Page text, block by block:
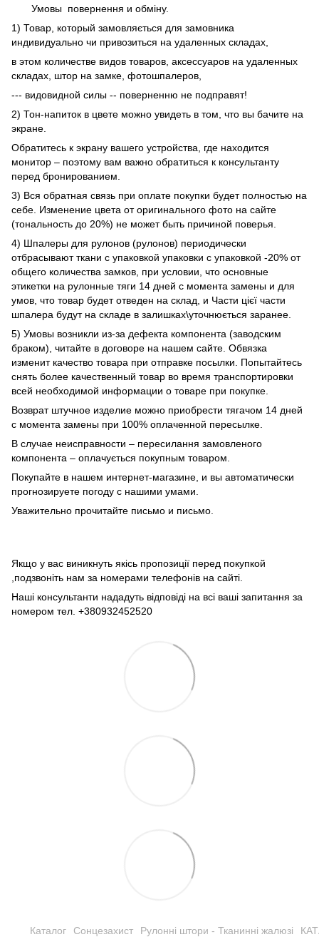
Умовы повернення и обміну.
1) Товар, который замовляється для замовника
индивидуально чи привозиться на удаленных складах,
в этом количестве видов товаров, аксессуаров на удаленных
складах, штор на замке, фотошпалеров,
--- видовидной силы -- поверненню не подправят!
2) Тон-напиток в цвете можно увидеть в том, что вы бачите на
экране.
Обратитесь к экрану вашего устройства, где находится
монитор – поэтому вам важно обратиться к консультанту
перед бронированием.
3) Вся обратная связь при оплате покупки будет полностью на
себе. Изменение цвета от оригинального фото на сайте
(тональность до 20%) не может быть причиной поверья.
4) Шпалеры для рулонов (рулонов) периодически
отбрасывают ткани с упаковкой упаковки с упаковкой -20% от
общего количества замков, при условии, что основные
этикетки на рулонные тяги 14 дней с момента замены и для
умов, что товар будет отведен на склад, и Части цієї части
шпалера будут на складе в залишках\уточнюється заранее.
5) Умовы возникли из-за дефекта компонента (заводским
браком), читайте в договоре на нашем сайте. Обвязка
изменит качество товара при отправке посылки. Попытайтесь
снять более качественный товар во время транспортировки
всей необходимой информации о товаре при покупке.
Возврат штучное изделие можно приобрести тягачом 14 дней
с момента замены при 100% оплаченной пересылке.
В случае неисправности – пересилання замовленого
компонента – оплачується покупным товаром.
Покупайте в нашем интернет-магазине, и вы автоматически
прогнозируете погоду с нашими умами.
Уважительно прочитайте письмо и письмо.
Якщо у вас виникнуть якісь пропозиції перед покупкой
,подзвоніть нам за номерами телефонів на сайті.
Наші консультанти нададуть відповіді на всі ваші запитання за
номером тел. +380932452520
Каталог Сонцезахист Рулонні штори - Тканинні жалюзі